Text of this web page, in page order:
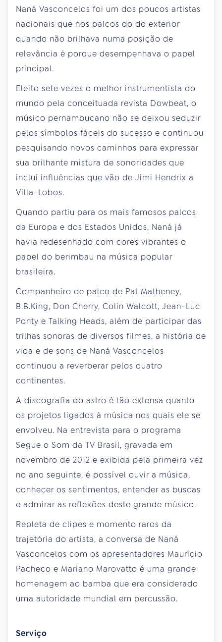
Naná Vasconcelos foi um dos poucos artistas
nacionais que nos palcos do do exterior
quando não brilhava numa posição de
relevância é porque desempenhava o papel
principal.
Eleito sete vezes o melhor instrumentista do
mundo pela conceituada revista Dowbeat, o
músico pernambucano não se deixou seduzir
pelos símbolos fáceis do sucesso e continuou
pesquisando novos caminhos para expressar
sua brilhante mistura de sonoridades que
inclui influências que vão de Jimi Hendrix a
Villa-Lobos.
Quando partiu para os mais famosos palcos
da Europa e dos Estados Unidos, Naná já
havia redesenhado com cores vibrantes o
papel do berimbau na música popular
brasileira.
Companheiro de palco de Pat Matheney,
B.B.King, Don Cherry, Colin Walcott, Jean-Luc
Ponty e Talking Heads, além de participar das
trilhas sonoras de diversos filmes, a história de
vida e de sons de Naná Vasconcelos
continuou a reverberar pelos quatro
continentes.
A discografia do astro é tão extensa quanto
os projetos ligados à música nos quais ele se
envolveu. Na entrevista para o programa
Segue o Som da TV Brasil, gravada em
novembro de 2012 e exibida pela primeira vez
no ano seguinte, é possível ouvir a música,
conhecer os sentimentos, entender as buscas
e admirar as reflexões deste grande músico.
Repleta de clipes e momento raros da
trajetória do artista, a conversa de Naná
Vasconcelos com os apresentadores Maurício
Pacheco e Mariano Marovatto é uma grande
homenagem ao bamba que era considerado
uma autoridade mundial em percussão.
Serviço